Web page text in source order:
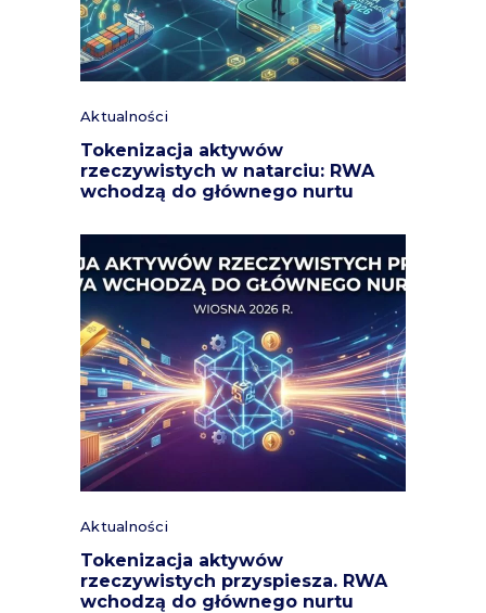
Aktualności
Tokenizacja aktywów
rzeczywistych w natarciu: RWA
wchodzą do głównego nurtu
Aktualności
Tokenizacja aktywów
rzeczywistych przyspiesza. RWA
wchodzą do głównego nurtu